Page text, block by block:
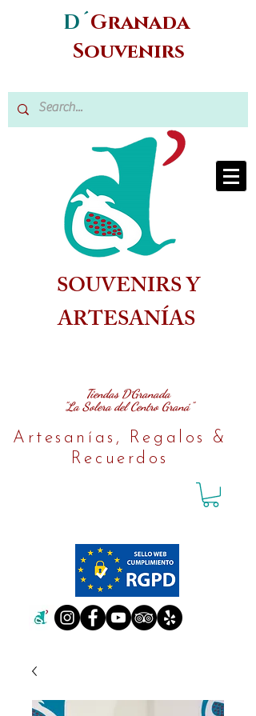
D´Granada
Souvenirs
SOUVENIRS Y
ARTESANÍAS
Tiendas D´Granada
"La Solera del Centro Graná"
Artesanías, Regalos &
Recuerdos